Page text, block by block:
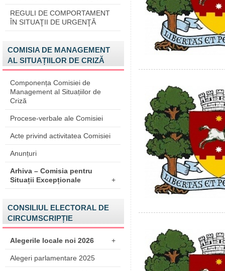
REGULI DE COMPORTAMENT
ÎN SITUAŢII DE URGENŢĂ
COMISIA DE MANAGEMENT
AL SITUAȚIILOR DE CRIZĂ
Componența Comisiei de
Management al Situațiilor de
Criză
Procese-verbale ale Comisiei
Acte privind activitatea Comisiei
Anunțuri
Arhiva – Comisia pentru
Situații Excepționale
+
CONSILIUL ELECTORAL DE
CIRCUMSCRIPȚIE
Alegerile locale noi 2026 +
Alegeri parlamentare 2025